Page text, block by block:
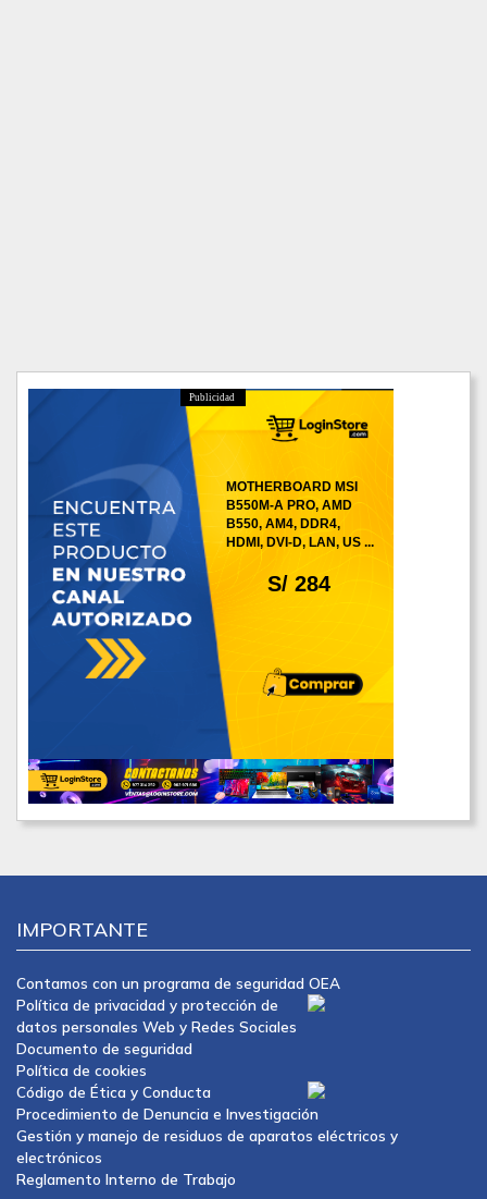
Publicidad
S/ 284
MOTHERBOARD MSI
B550M-A PRO, AMD
B550, AM4, DDR4,
HDMI, DVI-D, LAN, US ...
IMPORTANTE
Contamos con un programa de seguridad OEA
Política de privacidad y protección de
datos personales Web y Redes Sociales
Documento de seguridad
Política de cookies
Código de Ética y Conducta
Procedimiento de Denuncia e Investigación
Gestión y manejo de residuos de aparatos eléctricos y
electrónicos
Reglamento Interno de Trabajo